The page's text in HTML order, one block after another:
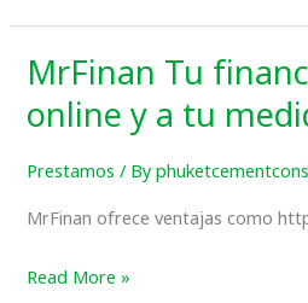
2026
MrFinan Tu
online y a tu
Prestamos / By
MrFinan ofrece ventajas como
MrFinan
financiación
100%
y
Read More »